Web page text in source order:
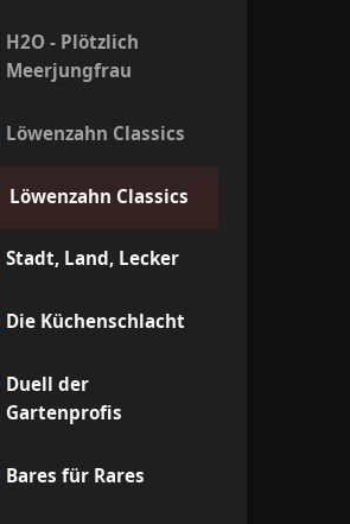
H2O - Plötzlich
Meerjungfrau
Löwenzahn Classics
Löwenzahn Classics
Stadt, Land, Lecker
Die Küchenschlacht
Duell der
Gartenprofis
Bares für Rares